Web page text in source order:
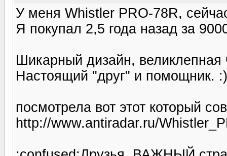
У меня Whistler PRO-78R,
Я покупал 2,5 года назад за
Шикарный дизайн, великлепная
Настоящий "друг" и помощник. :)
посмотрела вот этот который
http://www.antiradar.ru/